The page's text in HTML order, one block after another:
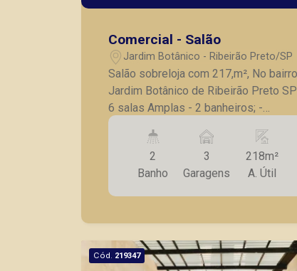
Comercial - Salão
Jardim Botânico - Ribeirão Preto/SP
Salão sobreloja com 217,m², No bairro
Jardim Botânico de Ribeirão Preto SP -
6 salas Amplas - 2 banheiros; -
iluminação completa e ar condicionado;
- Copa; - 3 vagas de garagem
privativas. A Piramid tem como objetivo
atender seus clientes com agilidade e
segurança, em locação, vendas de
nos principais lançamentos da cidade
de Ribeirão Preto.
2
Banho
3
Garagens
218m²
A. Útil
Cód. 219347